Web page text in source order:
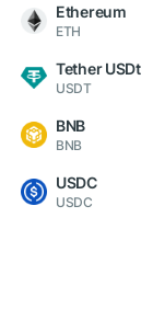
Ethereum
ETH
Tether USDt
USDT
BNB
BNB
USDC
USDC